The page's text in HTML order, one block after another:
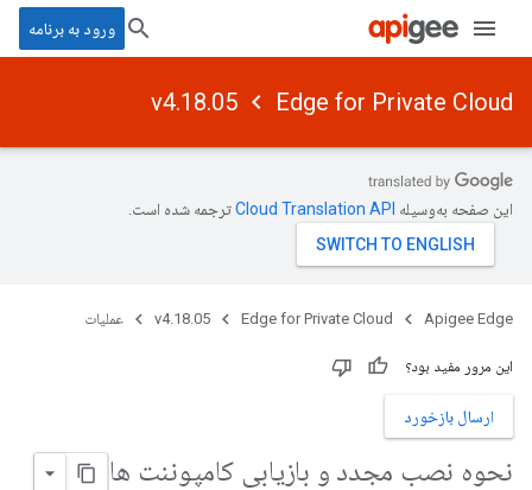
ورود به برنامه
Edge for Private Cloud
v4.18.05
این صفحه به‌وسیله ترجمه شده است.
Apigee Edge
Edge for Private Cloud
v4.18.05 عملیات
این مرور مفید بود؟
ارسال بازخورد
نحوه نصب مجدد و بازیابی کامپوننت ها